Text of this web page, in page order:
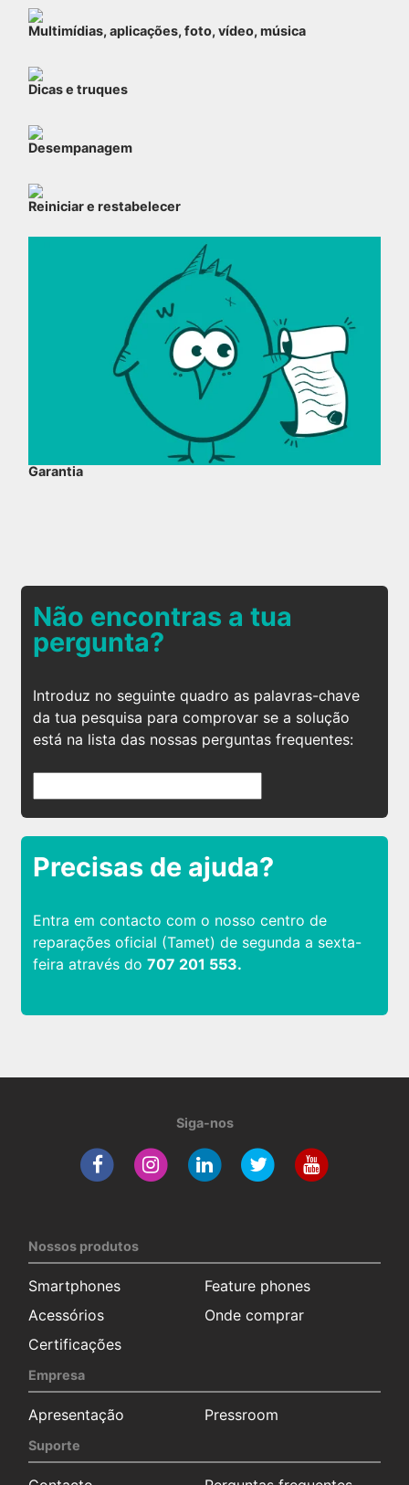
Multimídias, aplicações, foto, vídeo, música
Dicas e truques
Desempanagem
Reiniciar e restabelecer
Garantia
Não encontras a tua
pergunta?
Introduz no seguinte quadro as palavras-chave
da tua pesquisa para comprovar se a solução
está na lista das nossas perguntas frequentes:
Precisas de ajuda?
Entra em contacto com o nosso centro de
reparações oficial (Tamet) de segunda a sexta-
feira através do 707 201 553.
Siga-nos
Nossos produtos
Smartphones
Feature phones
Acessórios
Onde comprar
Certificações
Empresa
Apresentação Pressroom
Suporte